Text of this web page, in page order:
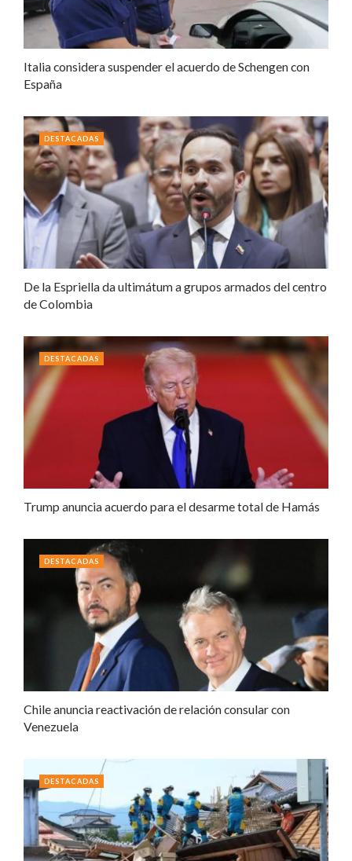
Italia considera suspender el acuerdo de Schengen con
España
De la Espriella da ultimátum a grupos armados del centro
de Colombia
DESTACADAS
Trump anuncia acuerdo para el desarme total de Hamás
DESTACADAS
Chile anuncia reactivación de relación consular con
Venezuela
DESTACADAS
DESTACADAS